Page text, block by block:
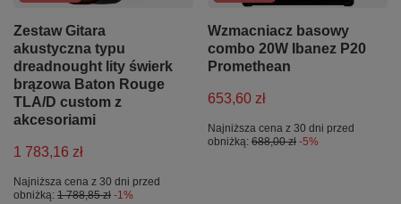
Zestaw Gitara
akustyczna typu
dreadnought lity świerk
brązowa Baton Rouge
TLA/D custom z
akcesoriami
1 783,16 zł
Najniższa cena z 30 dni przed
obniżką: 1 788,85 zł -1%
Wzmacniacz basowy
combo 20W Ibanez P20
Promethean
653,60 zł
Najniższa cena z 30 dni przed
obniżką: 688,00 zł -5%